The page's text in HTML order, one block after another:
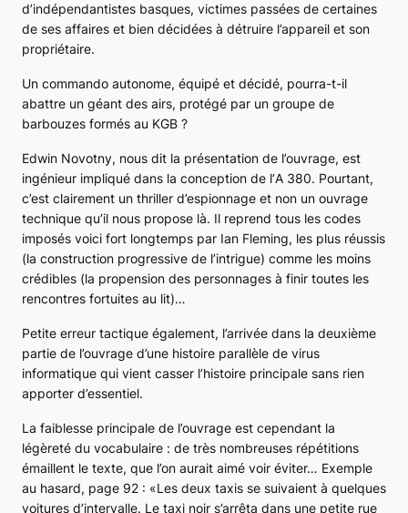
d’indépendantistes basques, victimes passées de certaines
de ses affaires et bien décidées à détruire l’appareil et son
propriétaire.
Un commando autonome, équipé et décidé, pourra-t-il
abattre un géant des airs, protégé par un groupe de
barbouzes formés au KGB ?
Edwin Novotny, nous dit la présentation de l’ouvrage, est
ingénieur impliqué dans la conception de l’A 380. Pourtant,
c’est clairement un thriller d’espionnage et non un ouvrage
technique qu’il nous propose là. Il reprend tous les codes
imposés voici fort longtemps par Ian Fleming, les plus réussis
(la construction progressive de l’intrigue) comme les moins
crédibles (la propension des personnages à finir toutes les
rencontres fortuites au lit)…
Petite erreur tactique également, l’arrivée dans la deuxième
partie de l’ouvrage d’une histoire parallèle de virus
informatique qui vient casser l’histoire principale sans rien
apporter d’essentiel.
La faiblesse principale de l’ouvrage est cependant la
légèreté du vocabulaire : de très nombreuses répétitions
émaillent le texte, que l’on aurait aimé voir éviter… Exemple
au hasard, page 92 : «Les deux taxis se suivaient à quelques
voitures d’intervalle. Le taxi noir s’arrêta dans une petite rue